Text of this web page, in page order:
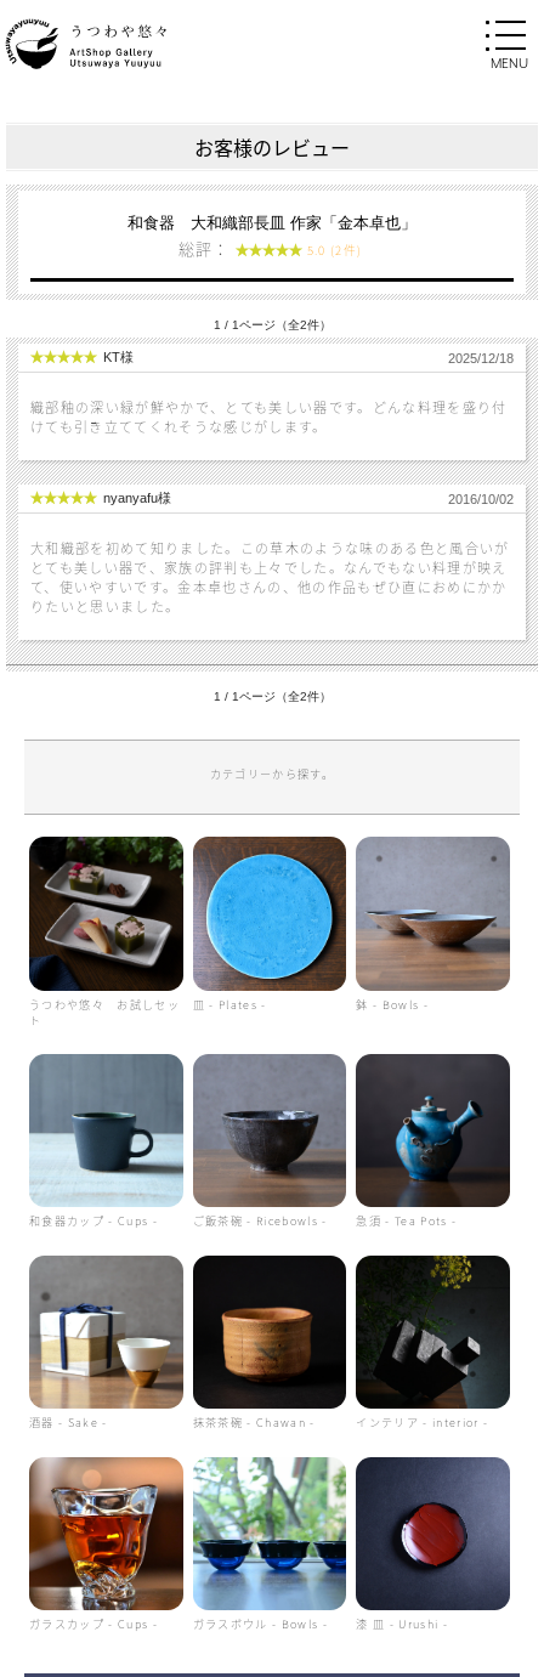
お客様のレビュー
和食器 大和織部長皿 作家「金本卓也」
総評： 5.0 (2件)
1 / 1ページ（全2件）
KT様 2025/12/18
織部釉の深い緑が鮮やかで、とても美しい器です。どんな料理を盛り付
けても引き立ててくれそうな感じがします。
nyanyafu様 2016/10/02
大和織部を初めて知りました。この草木のような味のある色と風合いが
とても美しい器で、家族の評判も上々でした。なんでもない料理が映え
て、使いやすいです。金本卓也さんの、他の作品もぜひ直におめにかか
りたいと思いました。
1 / 1ページ（全2件）
カテゴリーから探す。
うつわや悠々 お試しセッ
ト
皿 - Plates - 鉢 - Bowls -
和食器カップ - Cups - ご飯茶碗 - Ricebowls - 急須 - Tea Pots -
酒器 - Sake - 抹茶茶碗 - Chawan - インテリア - interior -
ガラスカップ - Cups - ガラスボウル - Bowls - 漆 皿 - Urushi -